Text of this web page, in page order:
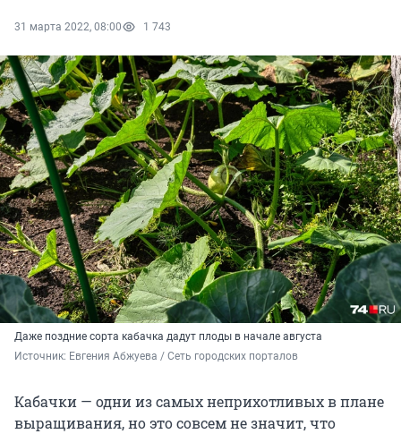
31 марта 2022, 08:00 1 743
Даже поздние сорта кабачка дадут плоды в начале августа
Источник: Евгения Абжуева / Cеть городских порталов
Кабачки — одни из самых неприхотливых в плане
выращивания, но это совсем не значит, что